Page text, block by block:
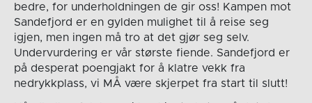
bedre, for underholdningen de gir oss! Kampen mot
Sandefjord er en gylden mulighet til å reise seg
igjen, men ingen må tro at det gjør seg selv.
Undervurdering er vår største fiende. Sandefjord er
på desperat poengjakt for å klatre vekk fra
nedrykkplass, vi MÅ være skjerpet fra start til slutt!